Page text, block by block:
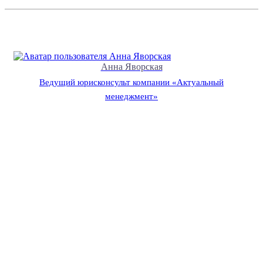
Анна Яворская
Ведущий юрисконсульт компании «Актуальный
менеджмент»